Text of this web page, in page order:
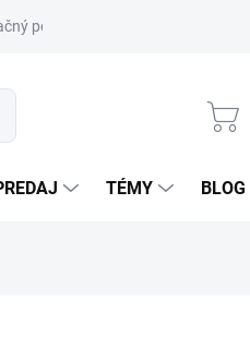
poriadok
TÉMY BLOG